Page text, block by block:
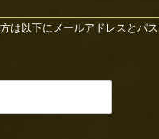
は以下にメールアドレスとパ